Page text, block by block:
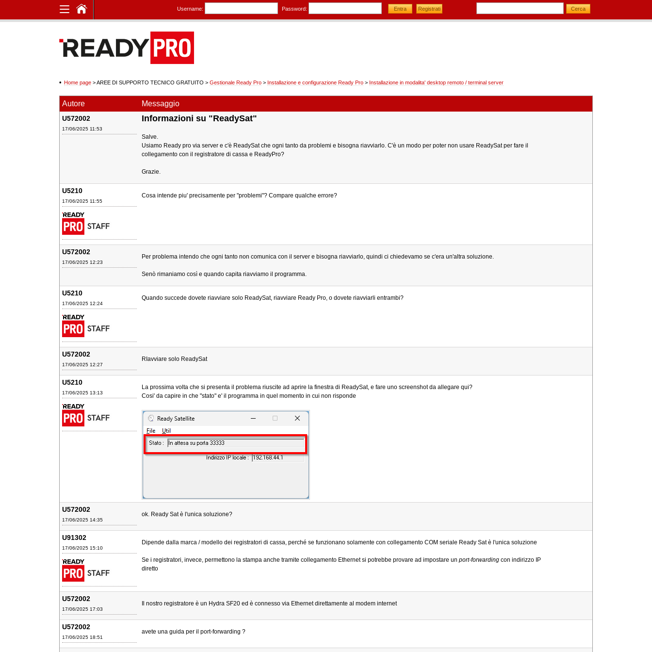
Username: Password:
Home page > AREE DI SUPPORTO TECNICO GRATUITO > Gestionale Ready Pro > Installazione e configurazione Ready Pro > Installazione in modalita' desktop remoto / terminal server
Autore Messaggio
U572002
17/06/2025 11:53
Informazioni su "ReadySat"
Salve.
Usiamo Ready pro via server e c'è ReadySat che ogni tanto da problemi e bisogna riavviarlo. C'è un modo per poter non usare ReadySat per fare il
collegamento con il registratore di cassa e ReadyPro?
Grazie.
U5210
17/06/2025 11:55
Cosa intende piu' precisamente per "problemi"? Compare qualche errore?
U572002
17/06/2025 12:23
Per problema intendo che ogni tanto non comunica con il server e bisogna riavviarlo, quindi ci chiedevamo se c'era un'altra soluzione.
Senò rimaniamo così e quando capita riavviamo il programma.
U5210
17/06/2025 12:24
Quando succede dovete riavviare solo ReadySat, riavviare Ready Pro, o dovete riavviarli entrambi?
U572002
17/06/2025 12:27
RIavviare solo ReadySat
U5210
17/06/2025 13:13
La prossima volta che si presenta il problema riuscite ad aprire la finestra di ReadySat, e fare uno screenshot da allegare qui?
Cosi' da capire in che "stato" e' il programma in quel momento in cui non risponde
U572002
17/06/2025 14:35
ok. Ready Sat è l'unica soluzione?
U91302
17/06/2025 15:10
Dipende dalla marca / modello dei registratori di cassa, perché se funzionano solamente con collegamento COM seriale Ready Sat è l'unica soluzione
Se i registratori, invece, permettono la stampa anche tramite collegamento Ethernet si potrebbe provare ad impostare un port-forwarding con indirizzo IP
diretto
U572002
17/06/2025 17:03
Il nostro registratore è un Hydra SF20 ed è connesso via Ethernet direttamente al modem internet
U572002
17/06/2025 18:51
avete una guida per il port-forwarding ?